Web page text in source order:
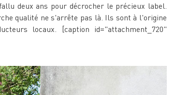
deux ans pour décrocher le précieux label.
qualité ne s'arrête pas là. Ils sont à l'origine
locaux. [caption id="attachment_720"